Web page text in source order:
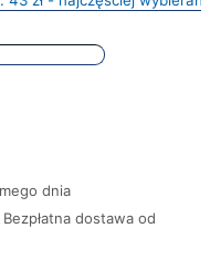
dnia
dostawa od